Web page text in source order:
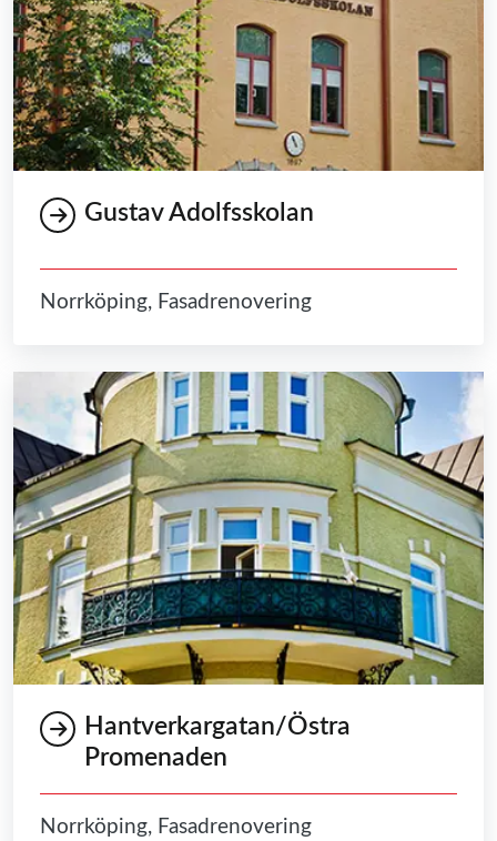
Gustav Adolfsskolan
Norrköping, Fasadrenovering
Hantverkargatan/Östra
Promenaden
Norrköping, Fasadrenovering